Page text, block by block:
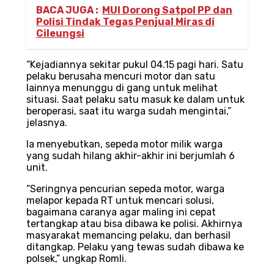
BACA JUGA : MUI Dorong Satpol PP dan
Polisi Tindak Tegas Penjual Miras di
Cileungsi
“Kejadiannya sekitar pukul 04.15 pagi hari. Satu
pelaku berusaha mencuri motor dan satu
lainnya menunggu di gang untuk melihat
situasi. Saat pelaku satu masuk ke dalam untuk
beroperasi, saat itu warga sudah mengintai,”
jelasnya.
Ia menyebutkan, sepeda motor milik warga
yang sudah hilang akhir-akhir ini berjumlah 6
unit.
“Seringnya pencurian sepeda motor, warga
melapor kepada RT untuk mencari solusi,
bagaimana caranya agar maling ini cepat
tertangkap atau bisa dibawa ke polisi. Akhirnya
masyarakat memancing pelaku, dan berhasil
ditangkap. Pelaku yang tewas sudah dibawa ke
polsek,” ungkap Romli.